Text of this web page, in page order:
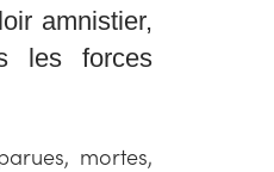
amnistier,
les forces
mortes,